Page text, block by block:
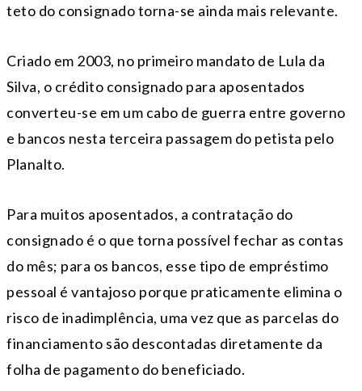
teto do consignado torna-se ainda mais relevante.
Criado em 2003, no primeiro mandato de Lula da
Silva, o crédito consignado para aposentados
converteu-se em um cabo de guerra entre governo
e bancos nesta terceira passagem do petista pelo
Planalto.
Para muitos aposentados, a contratação do
consignado é o que torna possível fechar as contas
do mês; para os bancos, esse tipo de empréstimo
pessoal é vantajoso porque praticamente elimina o
risco de inadimplência, uma vez que as parcelas do
financiamento são descontadas diretamente da
folha de pagamento do beneficiado.